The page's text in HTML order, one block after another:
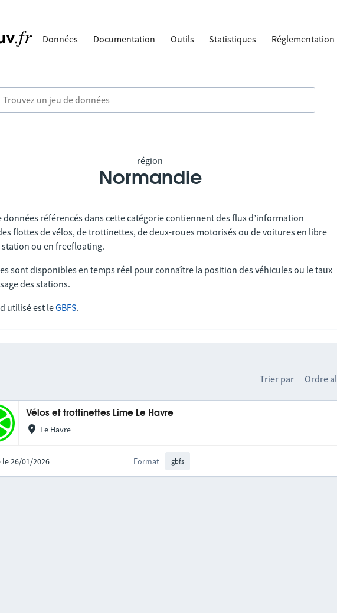
Données Documentation Outils Statistiques Réglementation
région
Normandie
données référencés dans cette catégorie contiennent des flux d’information
flottes de vélos, de trottinettes, de deux-roues motorisés ou de voitures en libre
station ou en freefloating.
sont disponibles en temps réel pour connaître la position des véhicules ou le taux
des stations.
utilisé est leGBFS.
Trier par Ordre
Vélos et trottinettes Lime Le Havre
Le Havre
le 26/01/2026 Format gbfs